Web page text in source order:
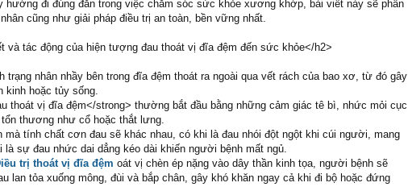
hướng đi đúng đắn trong việc chăm sóc sức khỏe xương khớp, bài viết này sẽ phân
cũng như giải pháp điều trị an toàn, bền vững nhất.
và tác động của hiện tượng đau thoát vị đĩa đệm đến sức khỏe</h2>
trạng nhân nhầy bên trong đĩa đệm thoát ra ngoài qua vết rách của bao xơ, từ đó gây
kinh hoặc tủy sống.
thoát vị đĩa đệm</strong> thường bắt đầu bằng những cảm giác tê bì, nhức mỏi cục
thương như cổ hoặc thắt lưng.
mà tính chất cơn đau sẽ khác nhau, có khi là đau nhói đột ngột khi cúi người, mang
là sự đau nhức dai dẳng kéo dài khiến người bệnh mất ngủ.
trị thoát vị đĩa đệm oát vị chèn ép nặng vào dây thần kinh tọa, người bệnh sẽ
lan tỏa xuống mông, đùi và bắp chân, gây khó khăn ngay cả khi đi bộ hoặc đứng